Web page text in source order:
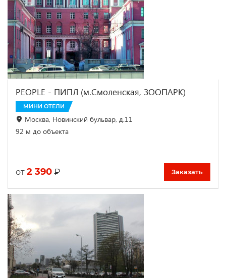
PEOPLE - ПИПЛ (м.Смоленская, ЗООПАРК)
МИНИ ОТЕЛИ
Москва, Новинский бульвар, д.11
92 м до объекта
от 2 390 ₽ Заказать